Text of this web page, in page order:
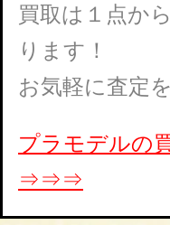
買取は１点か
ります！
お気軽に査定
プラモデルの
⇒⇒⇒